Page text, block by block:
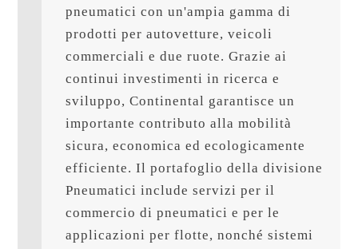
pneumatici con un'ampia gamma di
prodotti per autovetture, veicoli
commerciali e due ruote. Grazie ai
continui investimenti in ricerca e
sviluppo, Continental garantisce un
importante contributo alla mobilità
sicura, economica ed ecologicamente
efficiente. Il portafoglio della divisione
Pneumatici include servizi per il
commercio di pneumatici e per le
applicazioni per flotte, nonché sistemi